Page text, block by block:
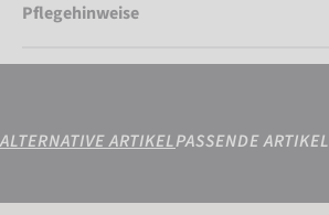
Pflegehinweise
ALTERNATIVE ARTIKELPASSENDE ARTIKEL